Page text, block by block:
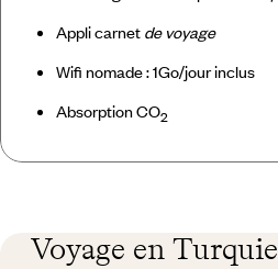
Appli carnet de voyage
Wifi nomade : 1Go/jour inclus
Absorption CO2
Voyage en Turquie